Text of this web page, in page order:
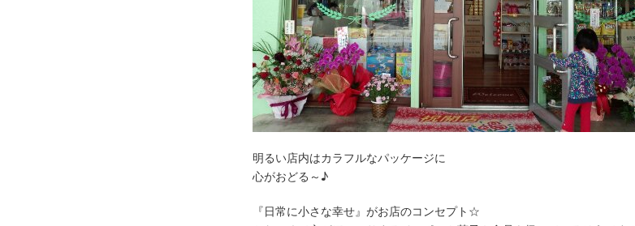
明るい店内はカラフルなパッケージに
心がおどる～♪
『日常に小さな幸せ』がお店のコンセプト☆